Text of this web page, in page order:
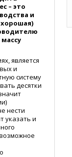
– это
и
является
и
систему
десятки
нести
указать и